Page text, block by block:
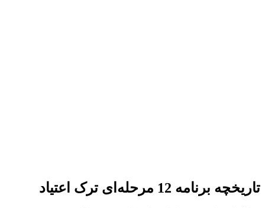
تاریخچه برنامه 12 مرحله‌ای ترک اعتیاد